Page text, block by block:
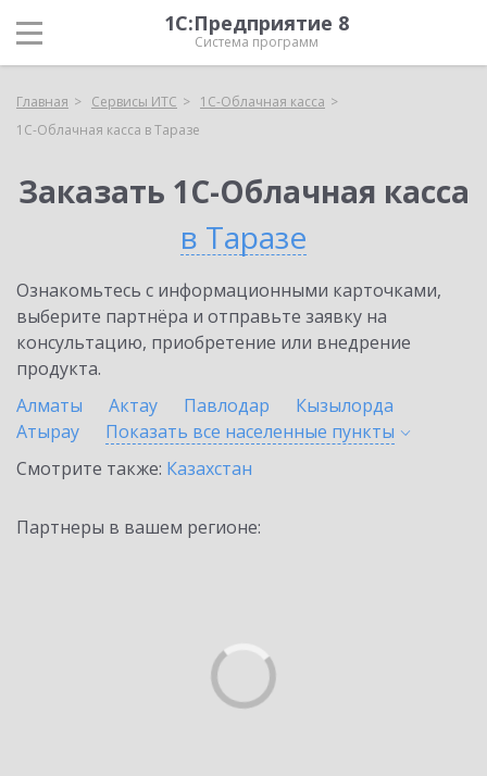
1С:Предприятие 8
Система программ
Главная Сервисы ИТС
1С-Облачная касса
1С-Облачная касса в Таразе
Заказать 1С-Облачная касса
в Таразе
Ознакомьтесь с информационными карточками,
выберите партнёра и отправьте заявку на
консультацию, приобретение или внедрение
продукта.
Алматы
Актау Павлодар
Кызылорда
Атырау
Показать все населенные пункты
Смотрите также: Казахстан
Партнеры в вашем регионе: